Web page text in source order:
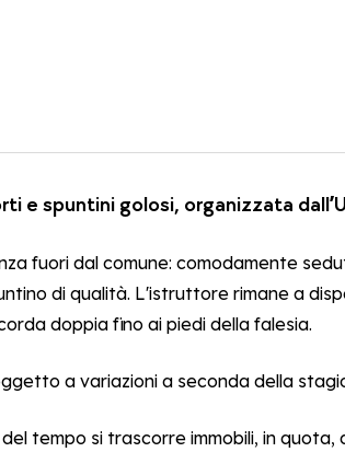
e spuntini golosi, organizzata
fuori dal comune: comodamente
di qualità. L'istruttore rimane a
doppia fino ai piedi della falesia.
a variazioni a seconda della
tempo si trascorre immobili, in quota,